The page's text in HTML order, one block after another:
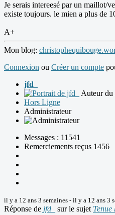
Je serais intereesé par un maillot/
existe toujours. le mien a plus de
A+
Mon blog:
Connexion ou Créer un compte
jfd_
Auteur du
Hors Ligne
Administrateur
Messages : 11541
Remerciements reçus 1456
il y a 12 ans 3 semaines - il y a 12 ans 3
Réponse de jfd_ sur le sujet Tenue